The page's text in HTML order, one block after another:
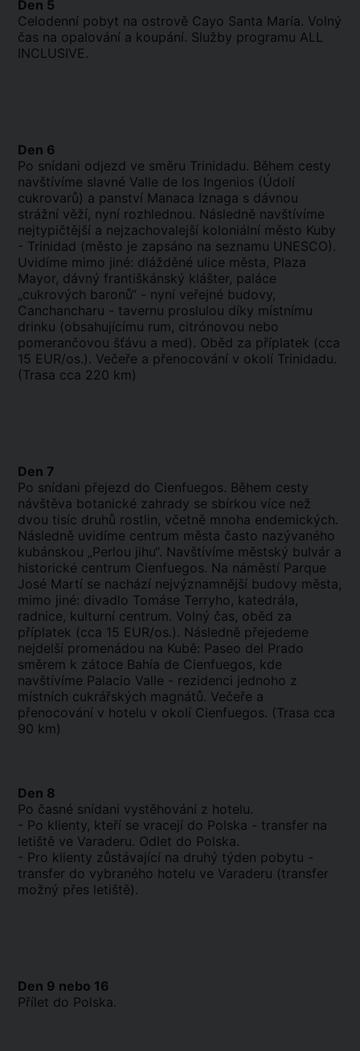
Den 5
Celodenní pobyt na ostrově Cayo Santa María. Volný
čas na opalování a koupání. Služby programu ALL
INCLUSIVE.
Den 6
Po snídani odjezd ve směru Trinidadu. Během cesty
navštívíme slavné Valle de los Ingenios (Údolí
cukrovarů) a panství Manaca Iznaga s dávnou
strážní věží, nyní rozhlednou. Následně navštívíme
nejtypičtější a nejzachovalejší koloniální město Kuby
- Trinidad (město je zapsáno na seznamu UNESCO).
Uvidíme mimo jiné: dlážděné ulice města, Plaza
Mayor, dávný františkánský klášter, paláce
„cukrových baronů“ - nyní veřejné budovy,
Canchancharu - tavernu proslulou díky místnímu
drinku (obsahujícímu rum, citrónovou nebo
pomerančovou šťávu a med). Oběd za příplatek (cca
15 EUR/os.). Večeře a přenocování v okolí Trinidadu.
(Trasa cca 220 km)
Den 7
Po snídani přejezd do Cienfuegos. Během cesty
návštěva botanické zahrady se sbírkou více než
dvou tisíc druhů rostlin, včetně mnoha endemických.
Následně uvidíme centrum města často nazývaného
kubánskou „Perlou jihu“. Navštívíme městský bulvár a
historické centrum Cienfuegos. Na náměstí Parque
José Martí se nachází nejvýznamnější budovy města,
mimo jiné: divadlo Tomáse Terryho, katedrála,
radnice, kulturní centrum. Volný čas, oběd za
příplatek (cca 15 EUR/os.). Následně přejedeme
nejdelší promenádou na Kubě: Paseo del Prado
směrem k zátoce Bahía de Cienfuegos, kde
navštívíme Palacio Valle - rezidenci jednoho z
místních cukrářských magnátů. Večeře a
přenocování v hotelu v okolí Cienfuegos. (Trasa cca
90 km)
Den 8
Po časné snídani vystěhování z hotelu.
- Po klienty, kteří se vracejí do Polska - transfer na
letiště ve Varaderu. Odlet do Polska.
- Pro klienty zůstávající na druhý týden pobytu -
transfer do vybraného hotelu ve Varaderu (transfer
možný přes letiště).
Den 9 nebo 16
Přílet do Polska.